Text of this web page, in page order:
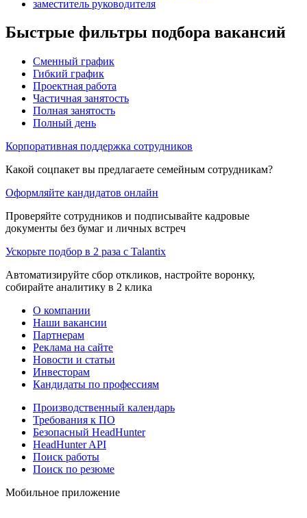
заместитель руководителя
Быстрые фильтры подбора вакансий
Сменный график
Гибкий график
Проектная работа
Частичная занятость
Полная занятость
Полный день
Корпоративная поддержка сотрудников
Какой соцпакет вы предлагаете семейным сотрудникам?
Оформляйте кандидатов онлайн
Проверяйте сотрудников и подписывайте кадровые
документы без бумаг и личных встреч
Ускорьте подбор в 2 раза с Talantix
Автоматизируйте сбор откликов, настройте воронку,
собирайте аналитику в 2 клика
О компании
Наши вакансии
Партнерам
Реклама на сайте
Новости и статьи
Инвесторам
Кандидаты по профессиям
Производственный календарь
Требования к ПО
Безопасный HeadHunter
HeadHunter API
Поиск работы
Поиск по резюме
Мобильное приложение